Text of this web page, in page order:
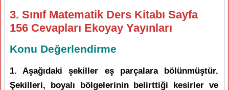
3. Sınıf Matematik Ders Kitabı Sayfa
156 Cevapları Ekoyay Yayınları
Konu Değerlendirme
1. Aşağıdaki şekiller eş parçalara bölünmüştür.
Şekilleri, boyalı bölgelerinin belirttiği kesirler ve